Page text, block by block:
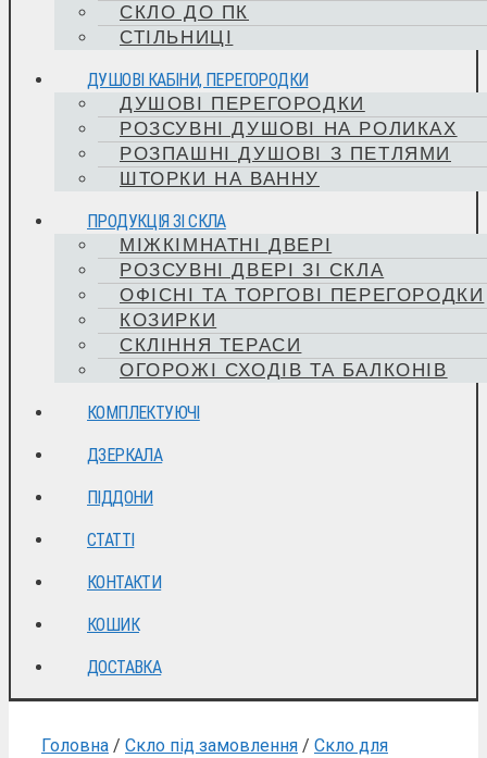
СКЛО ДО ПК
СТІЛЬНИЦІ
ДУШОВІ КАБІНИ, ПЕРЕГОРОДКИ
ДУШОВІ ПЕРЕГОРОДКИ
РОЗСУВНІ ДУШОВІ НА РОЛИКАХ
РОЗПАШНІ ДУШОВІ З ПЕТЛЯМИ
ШТОРКИ НА ВАННУ
ПРОДУКЦІЯ ЗІ СКЛА
МІЖКІМНАТНІ ДВЕРІ
РОЗСУВНІ ДВЕРІ ЗІ СКЛА
ОФІСНІ ТА ТОРГОВІ ПЕРЕГОРОДКИ
КОЗИРКИ
СКЛІННЯ ТЕРАСИ
ОГОРОЖІ СХОДІВ ТА БАЛКОНІВ
КОМПЛЕКТУЮЧІ
ДЗЕРКАЛА
ПІДДОНИ
СТАТТІ
КОНТАКТИ
КОШИК
ДОСТАВКА
Головна / Скло під замовлення / Скло для